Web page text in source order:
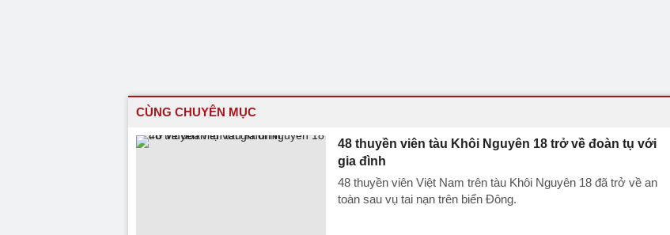
CÙNG CHUYÊN MỤC
48 thuyền viên tàu Khôi Nguyên 18 trở về đoàn tụ với
gia đình
48 thuyền viên Việt Nam trên tàu Khôi Nguyên 18 đã trở về an
toàn sau vụ tai nạn trên biển Đông.